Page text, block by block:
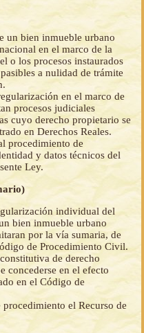
un bien inmueble urbano
en el marco de la
o los procesos instaurados
a nulidad de trámite
en el marco de
procesos judiciales
cuyo derecho propietario se
en Derechos Reales.
procedimiento de
y datos técnicos del
Ley.
individual del
bien inmueble urbano
por la vía sumaria, de
de Procedimiento Civil.
de derecho
concederse en el efecto
en el Código de
el Recurso de